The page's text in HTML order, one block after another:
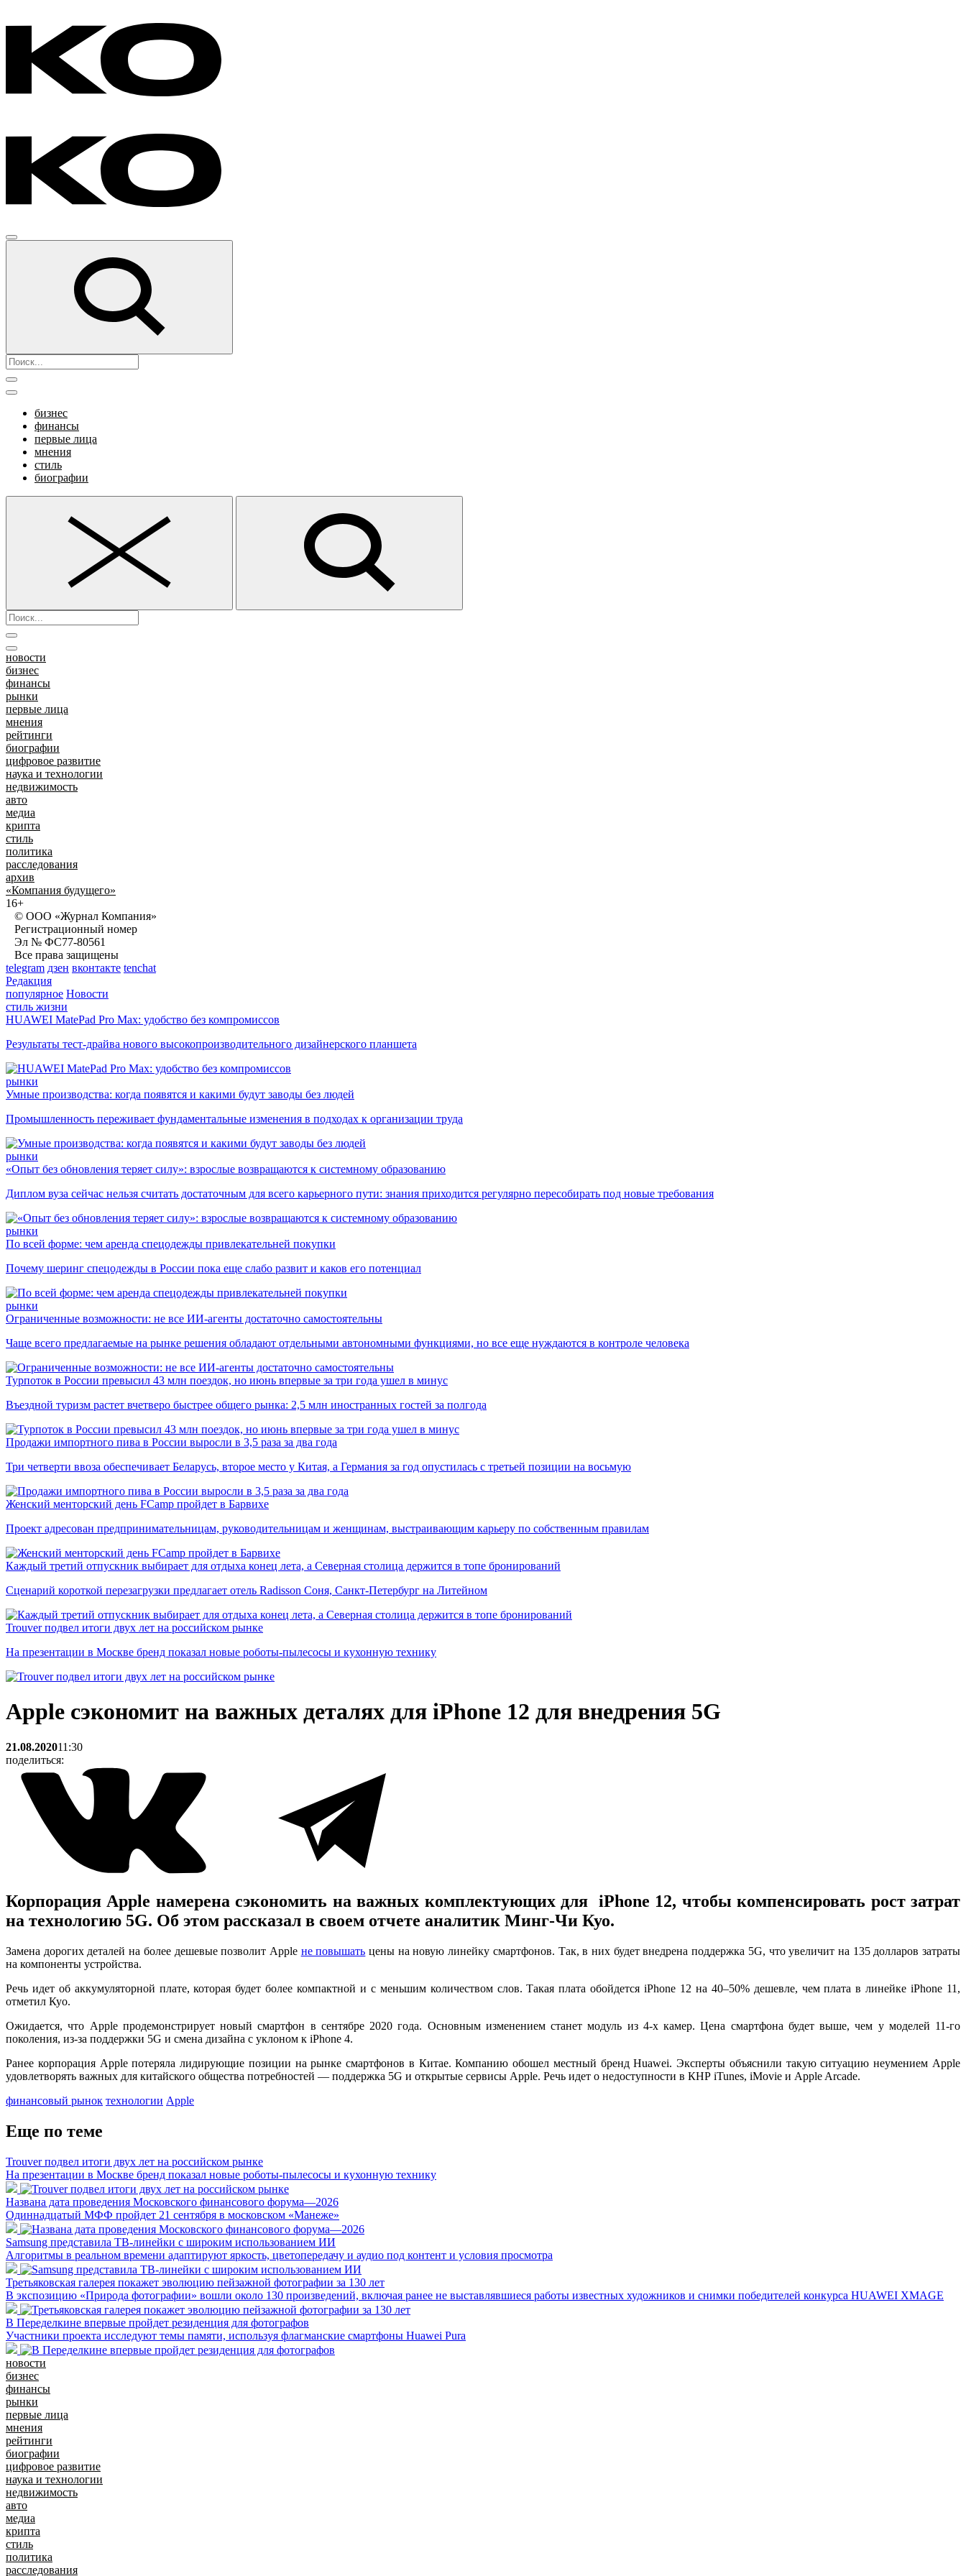
бизнес
финансы
первые лица
мнения
стиль
биографии
новости
бизнес
финансы
рынки
первые лица
мнения
рейтинги
биографии
цифровое развитие
наука и технологии
недвижимость
авто
медиа
крипта
стиль
политика
расследования
архив
«Компания будущего»
16+
© ООО «Журнал Компания»
Регистрационный номер
Эл № ФС77-80561
Все права защищены
telegram дзен вконтакте tenchat
Редакция
популярное Новости
стиль жизни
HUAWEI MatePad Pro Max: удобство без компромиссов
Результаты тест-драйва нового высокопроизводительного дизайнерского планшета
рынки
Умные производства: когда появятся и какими будут заводы без людей
Промышленность переживает фундаментальные изменения в подходах к организации труда
рынки
«Опыт без обновления теряет силу»: взрослые возвращаются к системному образованию
Диплом вуза сейчас нельзя считать достаточным для всего карьерного пути: знания приходится регулярно пересобирать под новые требования
рынки
По всей форме: чем аренда спецодежды привлекательней покупки
Почему шеринг спецодежды в России пока еще слабо развит и каков его потенциал
рынки
Ограниченные возможности: не все ИИ-агенты достаточно самостоятельны
Чаще всего предлагаемые на рынке решения обладают отдельными автономными функциями, но все еще нуждаются в контроле человека
Турпоток в России превысил 43 млн поездок, но июнь впервые за три года ушел в минус
Въездной туризм растет вчетверо быстрее общего рынка: 2,5 млн иностранных гостей за полгода
Продажи импортного пива в России выросли в 3,5 раза за два года
Три четверти ввоза обеспечивает Беларусь, второе место у Китая, а Германия за год опустилась с третьей позиции на восьмую
Женский менторский день FCamp пройдет в Барвихе
Проект адресован предпринимательницам, руководительницам и женщинам, выстраивающим карьеру по собственным правилам
Каждый третий отпускник выбирает для отдыха конец лета, а Северная столица держится в топе бронирований
Сценарий короткой перезагрузки предлагает отель Radisson Соня, Санкт-Петербург на Литейном
Trouver подвел итоги двух лет на российском рынке
На презентации в Москве бренд показал новые роботы-пылесосы и кухонную технику
Apple сэкономит на важных деталях для iPhone 12 для внедрения 5G
21.08.202011:30
поделиться:
Корпорация Apple намерена сэкономить на важных комплектующих для iPhone 12, чтобы компенсировать рост затрат
на технологию 5G. Об этом рассказал в своем отчете аналитик Минг-Чи Куо.
Замена дорогих деталей на более дешевые позволит Apple не повышать цены на новую линейку смартфонов. Так, в них будет внедрена поддержка 5G, что увеличит на 135 долларов затраты
на компоненты устройства.
Речь идет об аккумуляторной плате, которая будет более компактной и с меньшим количеством слов. Такая плата обойдется iPhone 12 на 40–50% дешевле, чем плата в линейке iPhone 11,
отметил Куо.
Ожидается, что Apple продемонстрирует новый смартфон в сентябре 2020 года. Основным изменением станет модуль из 4-х камер. Цена смартфона будет выше, чем у моделей 11-го
поколения, из-за поддержки 5G и смена дизайна с уклоном к iPhone 4.
Ранее корпорация Apple потеряла лидирующие позиции на рынке смартфонов в Китае. Компанию обошел местный бренд Huawei. Эксперты объяснили такую ситуацию неумением Apple
удовлетворять важных для китайского общества потребностей — поддержка 5G и открытые сервисы Apple. Речь идет о недоступности в КНР iTunes, iMovie и Apple Arcade.
финансовый рынок технологии Apple
Еще по теме
Trouver подвел итоги двух лет на российском рынке
На презентации в Москве бренд показал новые роботы-пылесосы и кухонную технику
Названа дата проведения Московского финансового форума—2026
Одиннадцатый МФФ пройдет 21 сентября в московском «Манеже»
Samsung представила ТВ-линейки с широким использованием ИИ
Алгоритмы в реальном времени адаптируют яркость, цветопередачу и аудио под контент и условия просмотра
Третьяковская галерея покажет эволюцию пейзажной фотографии за 130 лет
В экспозицию «Природа фотографии» вошли около 130 произведений, включая ранее не выставлявшиеся работы известных художников и снимки победителей конкурса HUAWEI XMAGE
В Переделкине впервые пройдет резиденция для фотографов
Участники проекта исследуют темы памяти, используя флагманские смартфоны Huawei Pura
новости
бизнес
финансы
рынки
первые лица
мнения
рейтинги
биографии
цифровое развитие
наука и технологии
недвижимость
авто
медиа
крипта
стиль
политика
расследования